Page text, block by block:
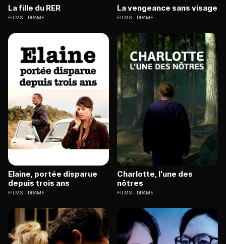
La fille du RER
FILMS DRAME
La vengeance sans visage
FILMS DRAME
Elaine, portée disparue
depuis trois ans
FILMS DRAME
Charlotte, l'une des
nôtres
FILMS DRAME